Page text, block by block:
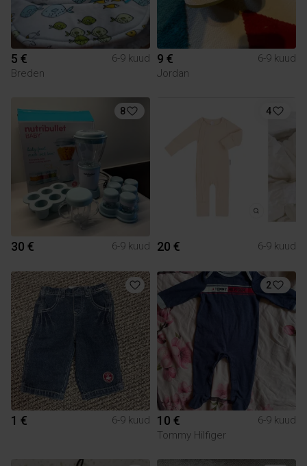
5 €
6-9 kuud
Breden
9 €
6-9 kuud
Jordan
8
30 € 6-9 kuud
4
20 € 6-9 kuud
1 € 6-9 kuud
2
10 €
6-9 kuud
Tommy Hilfiger